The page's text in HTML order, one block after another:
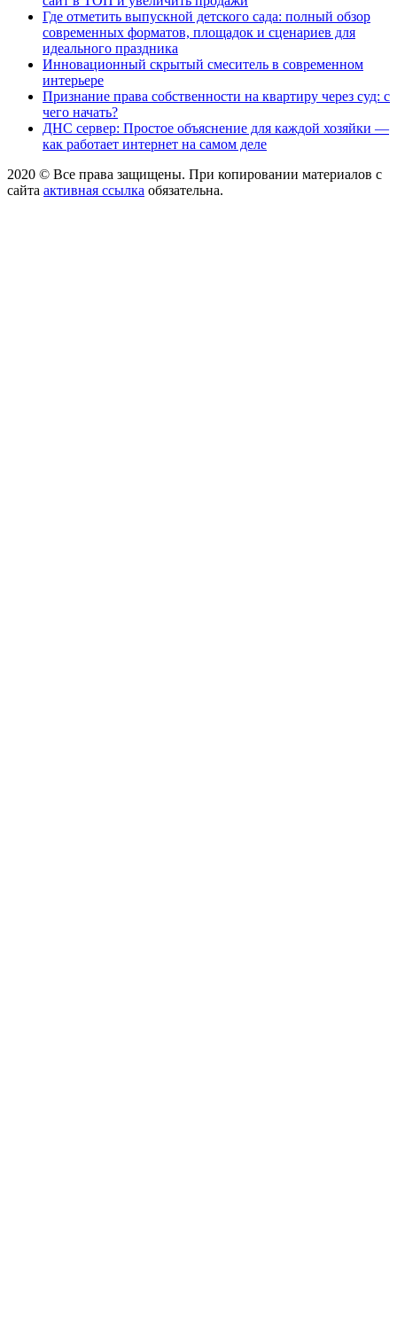
Где отметить выпускной детского сада: полный обзор
современных форматов, площадок и сценариев для
идеального праздника
Инновационный скрытый смеситель в современном
интерьере
Признание права собственности на квартиру через суд: с
чего начать?
ДНС сервер: Простое объяснение для каждой хозяйки —
как работает интернет на самом деле
2020 © Все права защищены. При копировании материалов с
сайта активная ссылка обязательна.